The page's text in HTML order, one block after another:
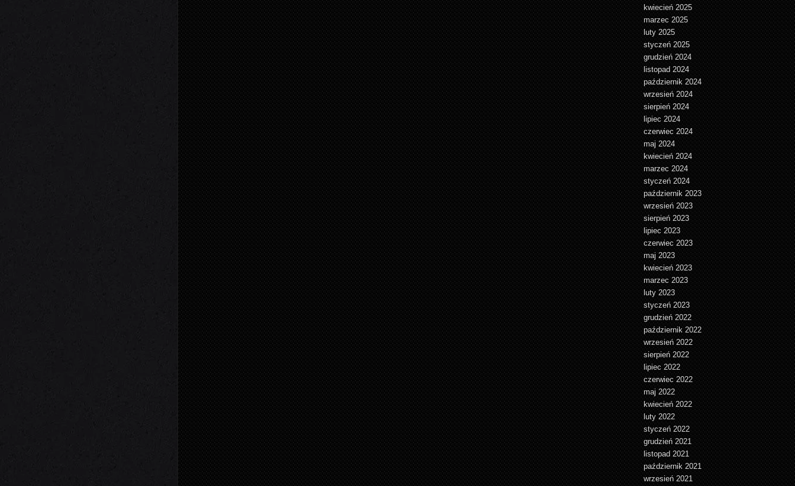
kwiecień 2025
marzec 2025
luty 2025
styczeń 2025
grudzień 2024
listopad 2024
październik 2024
wrzesień 2024
sierpień 2024
lipiec 2024
czerwiec 2024
maj 2024
kwiecień 2024
marzec 2024
styczeń 2024
październik 2023
wrzesień 2023
sierpień 2023
lipiec 2023
czerwiec 2023
maj 2023
kwiecień 2023
marzec 2023
luty 2023
styczeń 2023
grudzień 2022
październik 2022
wrzesień 2022
sierpień 2022
lipiec 2022
czerwiec 2022
maj 2022
kwiecień 2022
luty 2022
styczeń 2022
grudzień 2021
listopad 2021
październik 2021
wrzesień 2021